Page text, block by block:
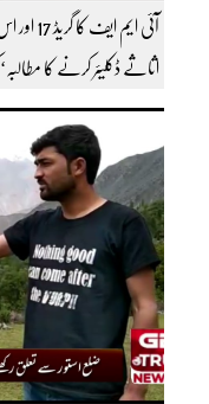
آئی
اثاثے ڈکلیئر کرنے کا
ٹاسک فورس کے قیام کا بھی